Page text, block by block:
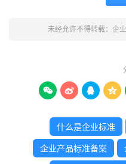
未经允许不得转载： 企
   
什么是企业标准
企业产品标准备案